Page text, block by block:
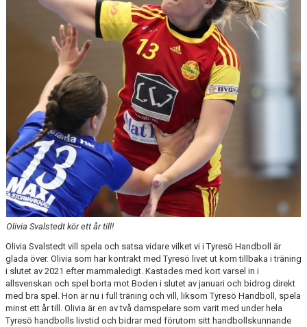
Olivia Svalstedt kör ett år till!
Olivia Svalstedt vill spela och satsa vidare vilket vi i Tyresö Handboll är
glada över. Olivia som har kontrakt med Tyresö livet ut kom tillbaka i träning
i slutet av 2021 efter mammaledigt. Kastades med kort varsel in i
allsvenskan och spel borta mot Boden i slutet av januari och bidrog direkt
med bra spel. Hon är nu i full träning och vill, liksom Tyresö Handboll, spela
minst ett år till. Olivia är en av två damspelare som varit med under hela
Tyresö handbolls livstid och bidrar med förutom sitt handbollskunnande